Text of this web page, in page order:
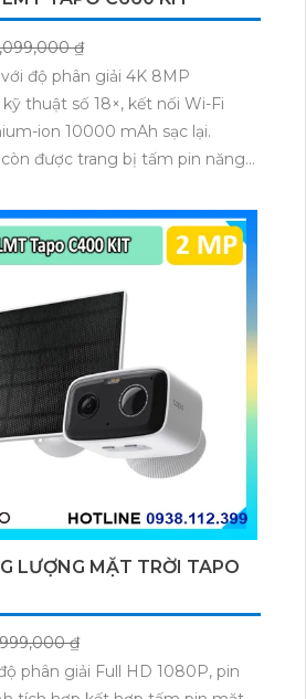
₫
độ phân giải 4K 8MP
thuật số 18×, kết nối Wi-Fi
ion 10000 mAh sạc lại.
còn được trang bị tấm pin năng
lưu trữ thẻ microSD tối đa 512
LƯỢNG MẶT TRỜI TAPO
₫
phân giải Full HD 1080P, pin